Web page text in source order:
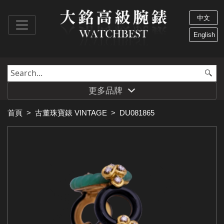
中文
English
更多品牌
首頁 > 古董珠寶錶 VINTAGE > DU081865